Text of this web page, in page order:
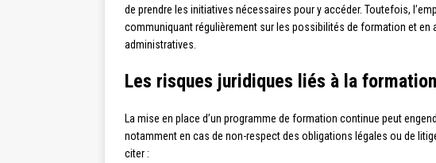
de prendre les initiatives nécessaires pour y accéder. Toutefois,
communiquant régulièrement sur les possibilités de formation et
administratives.
Les risques juridiques liés à la
La mise en place d’un programme de formation continue peut
notamment en cas de non-respect des obligations légales ou de
citer :